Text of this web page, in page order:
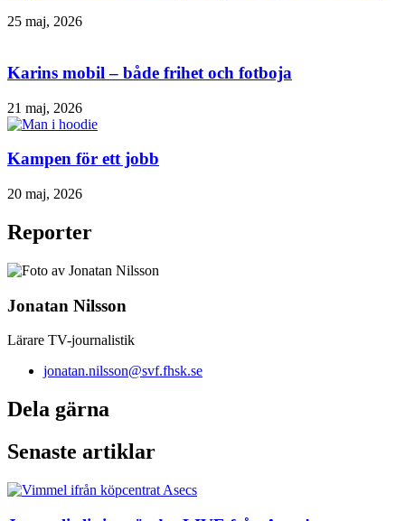
25 maj, 2026
Karins mobil – både frihet och fotboja
21 maj, 2026
Kampen för ett jobb
20 maj, 2026
Reporter
Jonatan Nilsson
Lärare TV-journalistik
jonatan.nilsson@svf.fhsk.se
Dela gärna
Senaste artiklar